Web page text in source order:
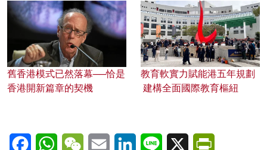
舊香港模式已然落幕──恰是
香港開新篇章的契機
教育軟實力賦能港五年規劃
建構全面國際教育樞紐
FacebookWhatsAppWeChatEmail LinkedInLine X